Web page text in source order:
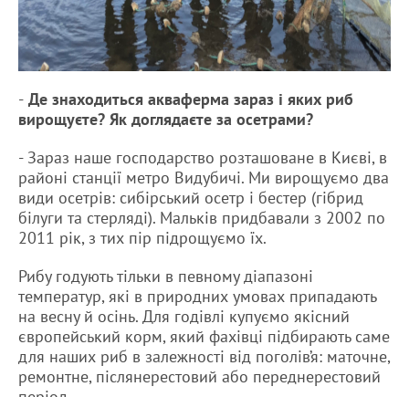
- Де знаходиться акваферма зараз і яких риб
вирощуєте? Як доглядаєте за осетрами?
- Зараз наше господарство розташоване в Києві, в
районі станції метро Видубичі. Ми вирощуємо два
види осетрів: сибірський осетр і бестер (гібрид
білуги та стерляді). Мальків придбавали з 2002 по
2011 рік, з тих пір підрощуємо їх.
Рибу годують тільки в певному діапазоні
температур, які в природних умовах припадають
на весну й осінь. Для годівлі купуємо якісний
європейський корм, який фахівці підбирають саме
для наших риб в залежності від поголів’я: маточне,
ремонтне, післянерестовий або переднерестовий